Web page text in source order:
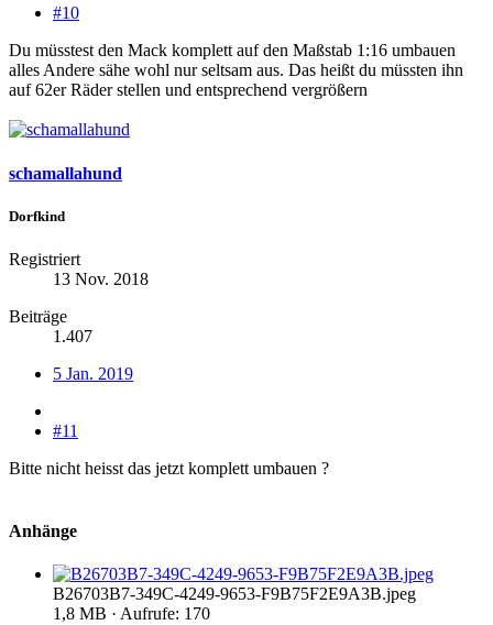
#10
Du müsstest den Mack komplett auf den Maßstab 1:16 umbauen
alles Andere sähe wohl nur seltsam aus. Das heißt du müssten ihn
auf 62er Räder stellen und entsprechend vergrößern
schamallahund
Dorfkind
Registriert
13 Nov. 2018
Beiträge
1.407
5 Jan. 2019
#11
Bitte nicht heisst das jetzt komplett umbauen ?
Anhänge
B26703B7-349C-4249-9653-F9B75F2E9A3B.jpeg
1,8 MB · Aufrufe: 170